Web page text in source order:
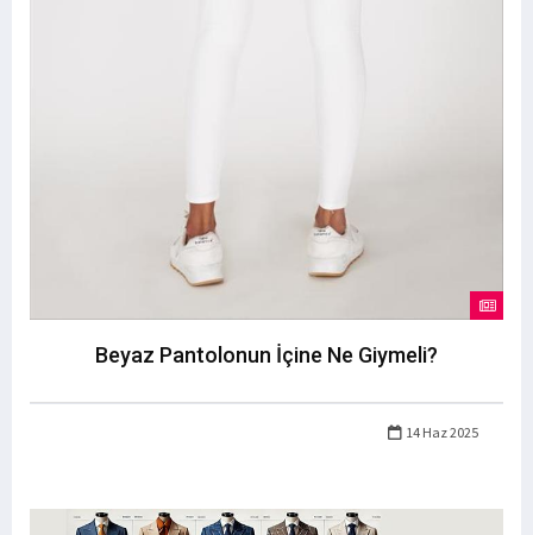
Beyaz Pantolonun İçine Ne Giymeli?
14 Haz 2025